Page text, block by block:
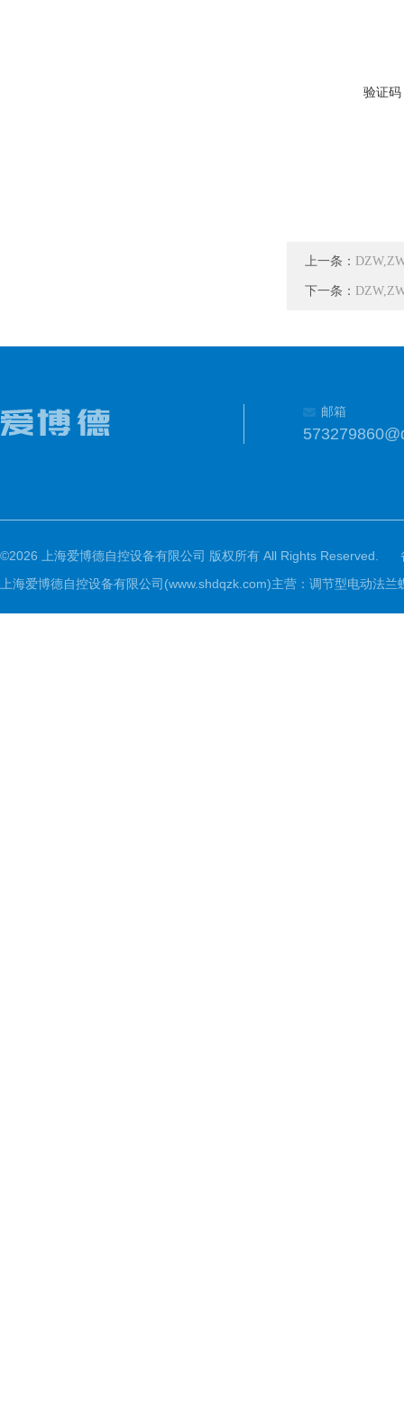
验证码
上一条：
下一条：
邮箱
©2026 上海爱博德自控设备有限公司 版权所有 All Rights Reserved.
上海爱博德自控设备有限公司(www.shdqzk.com)主营：调节型电动法